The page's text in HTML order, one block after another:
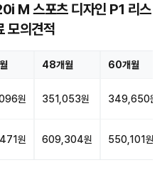
M 스포츠 디자인 P1 리스
모의견적
48개월 60개월
원 351,053원 349,650원
원 609,304원 550,101원